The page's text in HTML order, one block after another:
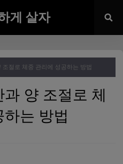
게 살자
조절로 체중 관리에 성공하는 방법
양 조절로 체
는 방법